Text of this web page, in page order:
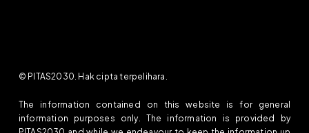
© PITAS2030. Hak cipta terpelihara.
The information contained on this website is for general
information purposes only. The information is provided by